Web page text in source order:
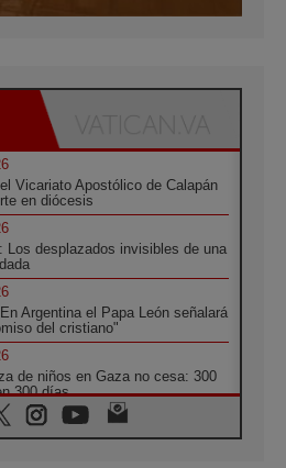
Vicariato Apostólico de Calapán
en diócesis
Los desplazados invisibles de una
Argentina el Papa León señalará
del cristiano"
de niños en Gaza no cesa: 300
300 días
desfigura el mundo, solo la